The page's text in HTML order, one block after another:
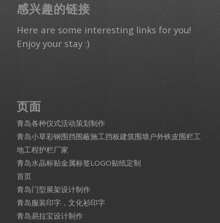
感兴趣的链接
Here are some interesting links for you!
Enjoy your stay :)
页面
青岛各种仪式活动策划制作
青岛小草彩钢围挡围蔽施工挡板建筑围墙户外铁皮围栏工
地工程护栏厂家
青岛水晶标贴金属标签LOGO贴纸定制
首页
青岛门型展架设计制作
青岛服装印字，文化衫印字
青岛易拉宝设计制作